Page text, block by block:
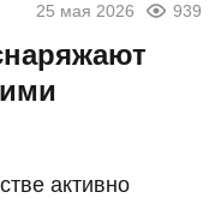
25 мая 2026 939
активно